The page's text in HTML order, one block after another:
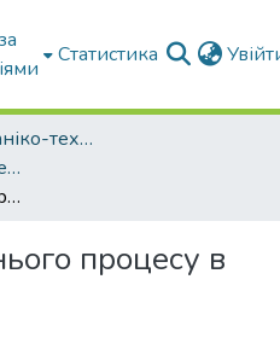
Статистика
Факультет Механіко-технологічний
кафедра Обладнання переробних і харчових виробництв ім. професора Ф.Ю. Ялпачика
Реалізація освітнього процесу в університеті
процесу в